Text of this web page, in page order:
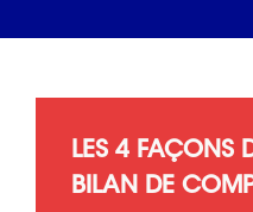
LES 4 FAÇONS
BILAN DE